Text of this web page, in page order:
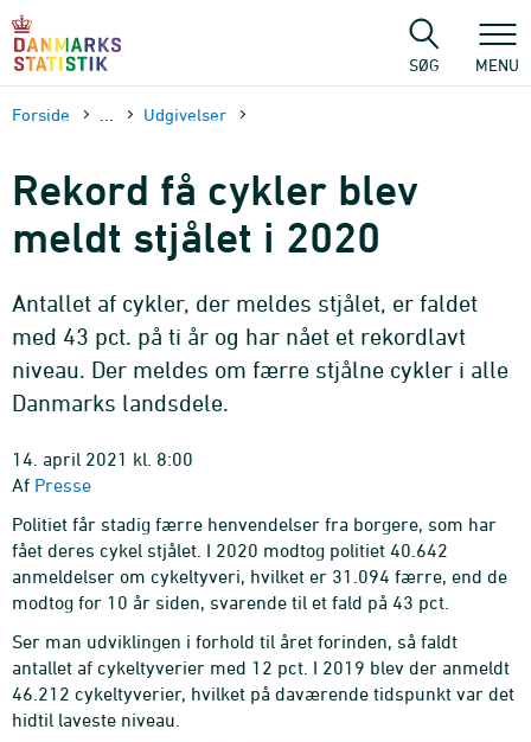
sidens
SØG MENU
Forside Udgivelser
Rekord få cykler blev
meldt stjålet i 2020
Antallet af cykler, der meldes stjålet, er faldet
med 43 pct. på ti år og har nået et rekordlavt
niveau. Der meldes om færre stjålne cykler i alle
Danmarks landsdele.
14. april 2021 kl. 8:00
Af Presse
Politiet får stadig færre henvendelser fra borgere, som har
fået deres cykel stjålet. I 2020 modtog politiet 40.642
anmeldelser om cykeltyveri, hvilket er 31.094 færre, end de
modtog for 10 år siden, svarende til et fald på 43 pct.
Ser man udviklingen i forhold til året forinden, så faldt
antallet af cykeltyverier med 12 pct. I 2019 blev der anmeldt
46.212 cykeltyverier, hvilket på daværende tidspunkt var det
hidtil laveste niveau.